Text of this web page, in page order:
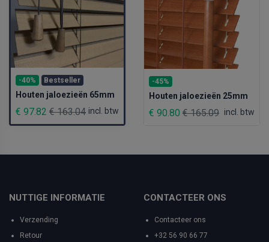
-40% Bestseller
Houten jaloezieën 65mm
€ 97.82 € 163.04 incl. btw
-45%
Houten jaloezieën 25mm
€ 90.80 € 165.09 incl. btw
NUTTIGE INFORMATIE
Verzending
Retour
CONTACTEER ONS
Contacteer ons
+32 56 90 66 77